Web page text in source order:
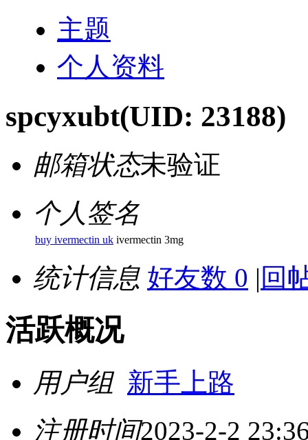
主题
个人资料
spcyxubt(UID: 23188)
邮箱状态未验证
个人签名
buy ivermectin uk ivermectin 3mg
统计信息 好友数 0 | 回
活跃概况
用户组 新手上路
注册时间2023-2-2